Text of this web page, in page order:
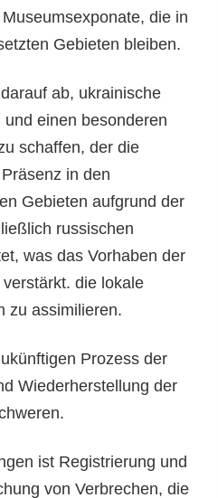
die in
Gebieten bleiben.
ab, ukrainische
einen besonderen
schaffen, der die
in den
Gebieten aufgrund der
russischen
was das Vorhaben der
die lokale
zu assimilieren.
Prozess der
Wiederherstellung der
ist Registrierung und
von Verbrechen, die